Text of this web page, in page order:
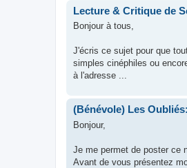
Lecture & Critique de
Bonjour à tous,
J'écris ce sujet pour que
simples cinéphiles ou
à l'adresse ...
(Bénévole) Les
Bonjour,
Je me permet de poster ce
Avant de vous présentez